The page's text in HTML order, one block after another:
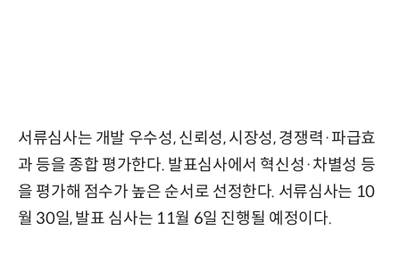
서류심사는 개발 우수성, 신뢰성, 시장성, 경쟁력·파급효
과 등을 종합 평가한다. 발표심사에서 혁신성·차별성 등
을 평가해 점수가 높은 순서로 선정한다. 서류심사는 10
월 30일, 발표 심사는 11월 6일 진행될 예정이다.